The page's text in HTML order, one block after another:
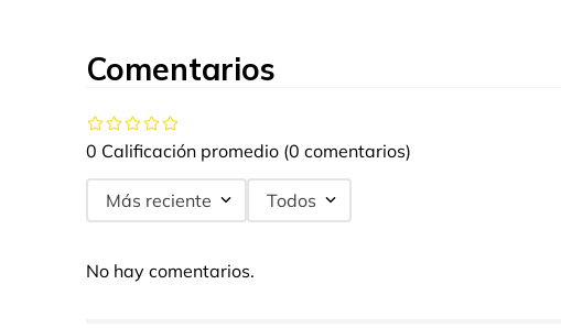
Comentarios
0 Calificación promedio (0 comentarios)
Más reciente Todos
No hay comentarios.